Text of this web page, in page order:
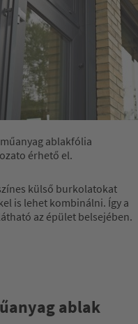
ablakfólia
érhető el.
külső burkolatokat
is lehet kombinálni. Így a
az épület belsejében.
ablak